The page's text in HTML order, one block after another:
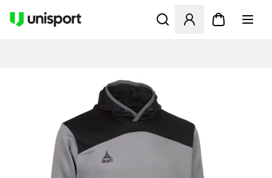
Öffnet ein neues Fenster